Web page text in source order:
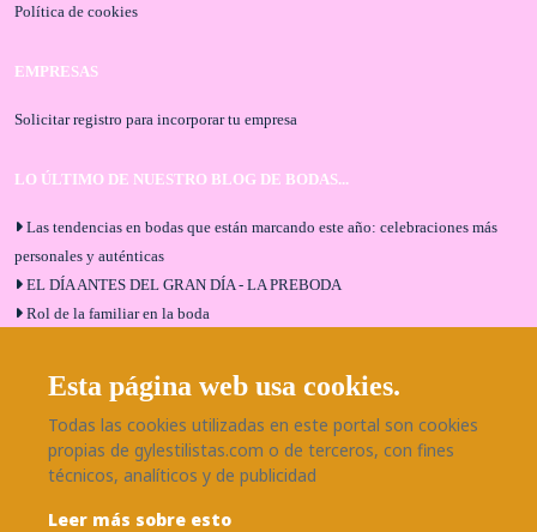
Política de cookies
EMPRESAS
Solicitar registro para incorporar tu empresa
LO ÚLTIMO DE NUESTRO BLOG DE BODAS...
Las tendencias en bodas que están marcando este año: celebraciones más
personales y auténticas
EL DÍA ANTES DEL GRAN DÍA - LA PREBODA
Rol de la familiar en la boda
Bodas en Alhaurín de la Torre: entrevista exclusiva con Bodaeventos
Málaga
¿Cómo será tu boda?
Blog de bodas
SÍGUENOS EN NUESTRAS REDES
Esta página web usa cookies.
Todas las cookies utilizadas en este portal son cookies
propias de gylestilistas.com o de terceros, con fines
técnicos, analíticos y de publicidad
Leer más sobre esto